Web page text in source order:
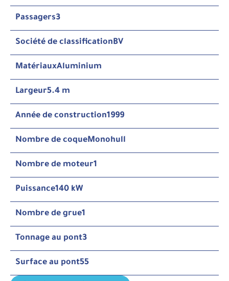
Passagers3
Société de classificationBV
MatériauxAluminium
Largeur5.4 m
Année de construction1999
Nombre de coqueMonohull
Nombre de moteur1
Puissance140 kW
Nombre de grue1
Tonnage au pont3
Surface au pont55